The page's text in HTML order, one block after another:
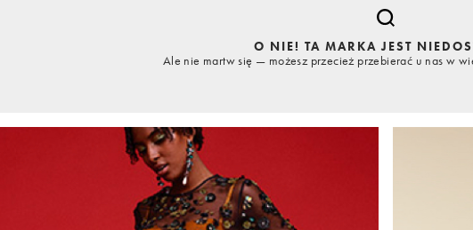
O NIE! TA MARKA JEST
Ale nie martw się — możesz przecież przebierać u nas w